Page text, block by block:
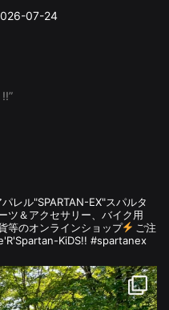
07-24
レル"SPARTAN-EX"スパルタ
ツ＆アクセサリー、バイク用
等のオンラインショップ
ご注
KiDS!! #spartanex